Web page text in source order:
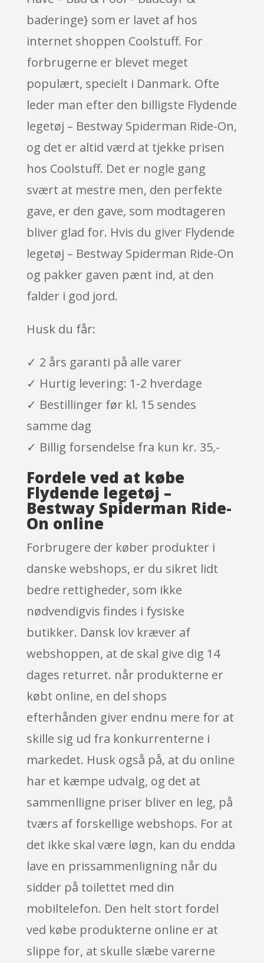
baderinge} som er lavet af hos
internet shoppen Coolstuff. For
forbrugerne er blevet meget
populært, specielt i Danmark. Ofte
leder man efter den billigste Flydende
legetøj – Bestway Spiderman Ride-On,
og det er altid værd at tjekke prisen
hos Coolstuff. Det er nogle gang
svært at mestre men, den perfekte
gave, er den gave, som modtageren
bliver glad for. Hvis du giver Flydende
legetøj – Bestway Spiderman Ride-On
og pakker gaven pænt ind, at den
falder i god jord.
Husk du får:
✓ 2 års garanti på alle varer
✓ Hurtig levering: 1-2 hverdage
✓ Bestillinger før kl. 15 sendes
samme dag
✓ Billig forsendelse fra kun kr. 35,-
Fordele ved at købe
Flydende legetøj –
Bestway Spiderman Ride-
On online
Forbrugere der køber produkter i
danske webshops, er du sikret lidt
bedre rettigheder, som ikke
nødvendigvis findes i fysiske
butikker. Dansk lov kræver af
webshoppen, at de skal give dig 14
dages returret. når produkterne er
købt online, en del shops
efterhånden giver endnu mere for at
skille sig ud fra konkurrenterne i
markedet. Husk også på, at du online
har et kæmpe udvalg, og det at
sammenlligne priser bliver en leg, på
tværs af forskellige webshops. For at
det ikke skal være løgn, kan du endda
lave en prissammenligning når du
sidder på toilettet med din
mobiltelefon. Den helt stort fordel
ved købe produkterne online er at
slippe for, at skulle slæbe varerne